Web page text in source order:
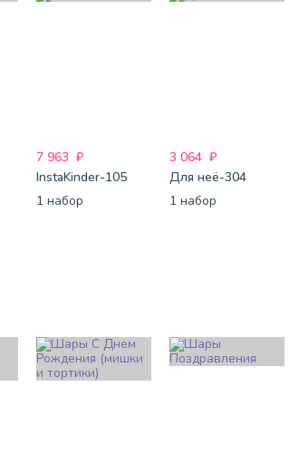
7 963 ₽
InstaKinder-105
1 набор
3 064 ₽
Для неё-304
1 набор